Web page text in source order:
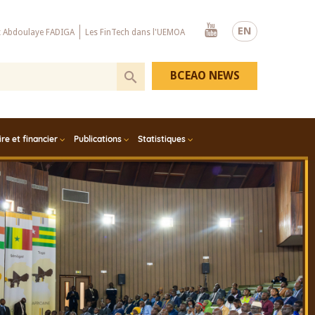
EN
Abdoulaye FADIGA Les FinTech dans l'UEMOA
Youtube
et financier Publications Statistiques
BCEAO NEWS